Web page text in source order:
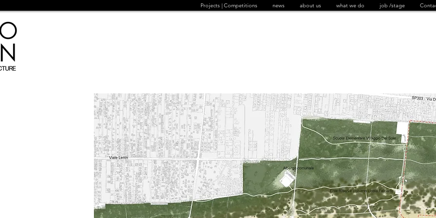
Projects | Competitions news about us what we do job /stage